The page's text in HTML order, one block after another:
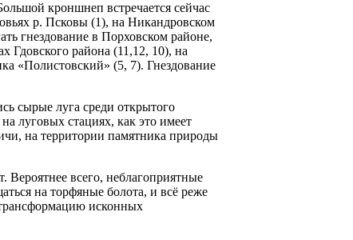
кроншнеп встречается сейчас
р. Псковы (1), на Никандровском
гнездование в Порховском районе,
Гдовского района (11,12, 10), на
«Полистовский» (5, 7). Гнездование
сырые луга среди открытого
луговых ста­циях, как это имеет
на территории памятника природы
всего, неблаго­приятные
на тор­фяные болота, и всё реже
исконных